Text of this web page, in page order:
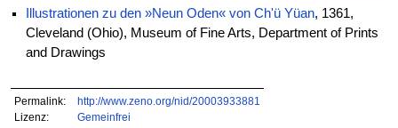
Illustrationen zu den »Neun Oden« von Ch'ü Yüan, 1361,
Cleveland (Ohio), Museum of Fine Arts, Department of Prints
and Drawings
Permalink:
http://www.zeno.org/nid/20003933881
Lizenz:
Gemeinfrei